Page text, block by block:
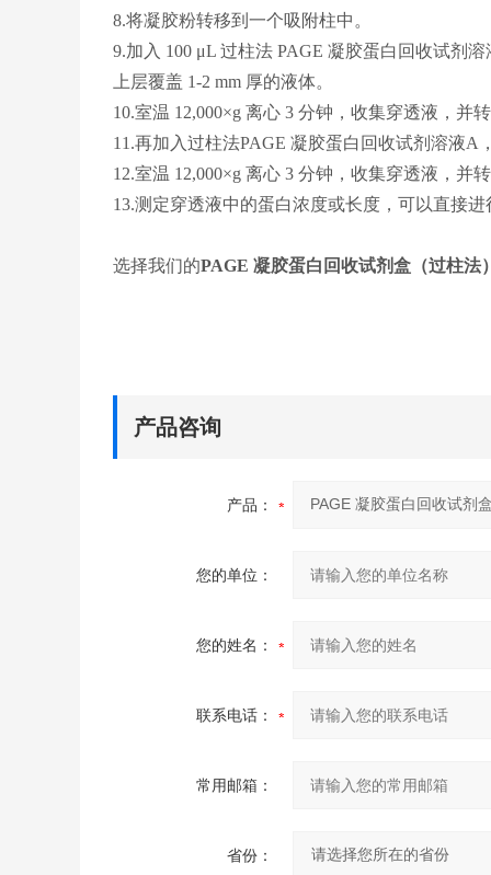
8.将凝胶粉转移到一个吸附柱中。
9.加入 100 μL 过柱法 PAGE 凝胶蛋白回收试剂
上层覆盖 1-2 mm 厚的液体。
10.室温 12,000×g 离心 3 分钟，收集穿透液，并
11.再加入过柱法PAGE 凝胶蛋白回收试剂溶液A
12.室温 12,000×g 离心 3 分钟，收集穿透液，并
13.测定穿透液中的蛋白浓度或长度，可以直接
选择我们的PAGE 凝胶蛋白回收试剂盒（过柱法
产品咨询
产品：
您的单位：
您的姓名：
联系电话：
常用邮箱：
省份：